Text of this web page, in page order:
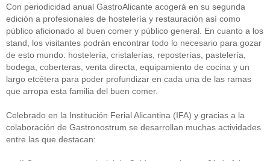
Con periodicidad anual GastroAlicante acogerá en su segunda
edición a profesionales de hostelería y restauración así como
público aficionado al buen comer y público general. En cuanto a los
stand, los visitantes podrán encontrar todo lo necesario para gozar
de esto mundo: hostelería, cristalerías, reposterías, pastelería,
bodega, coberteras, venta directa, equipamiento de cocina y un
largo etcétera para poder profundizar en cada una de las ramas
que arropa esta familia del buen comer.
Celebrado en la Institución Ferial Alicantina (IFA) y gracias a la
colaboración de Gastronostrum se desarrollan muchas actividades
entre las que destacan: